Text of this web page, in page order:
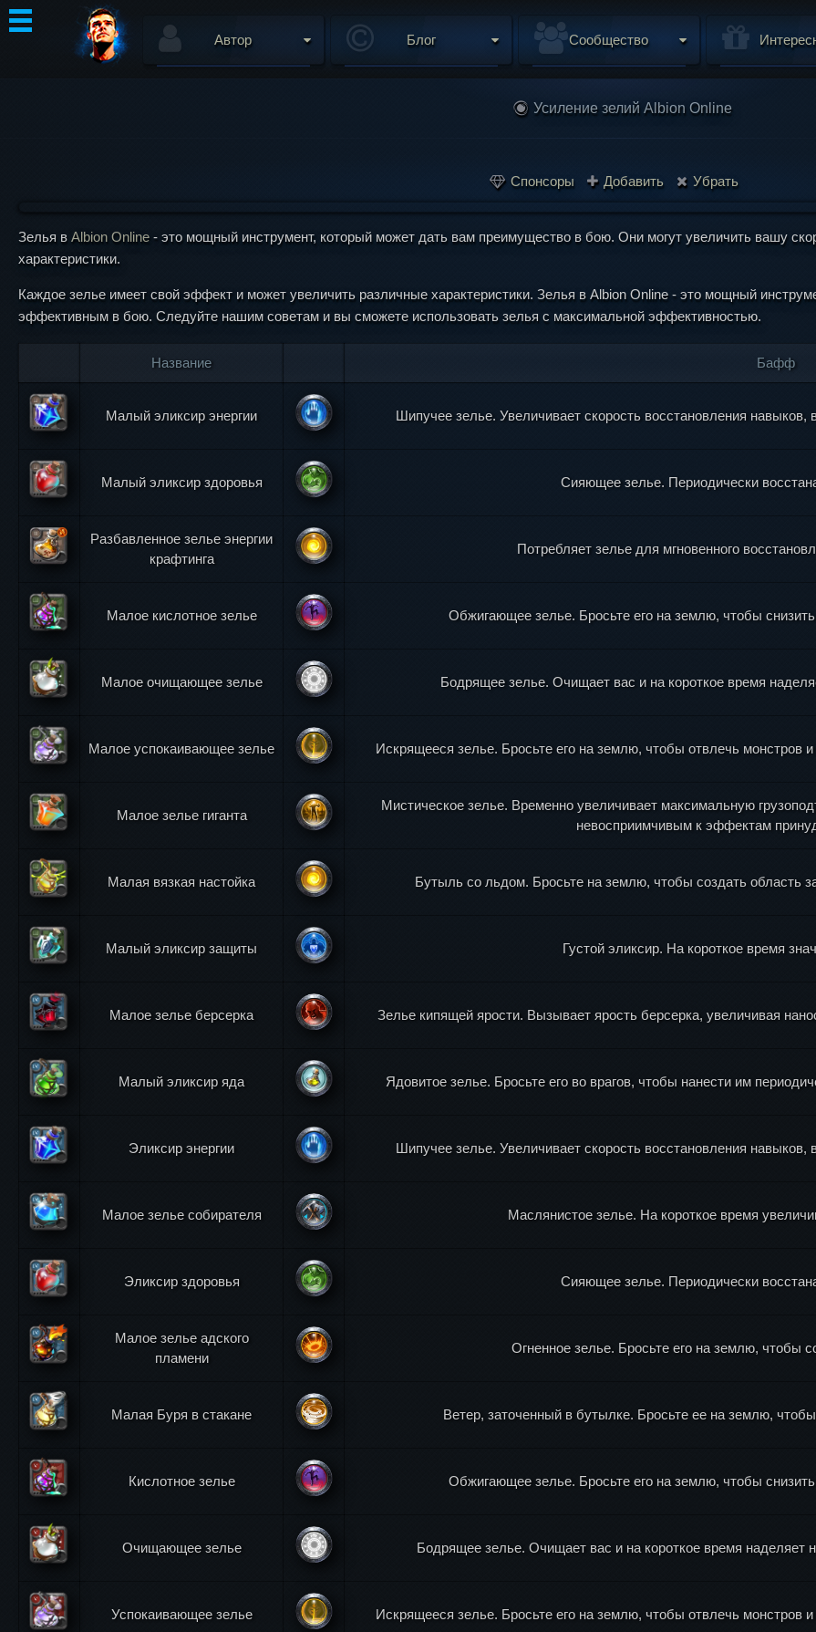
Автор Блог Сообщество
Усиление зелий Albion Online
Спонсоры Добавить Убрать
Зелья в Albion Online - это мощный инструмент, который может дать вам преимущество в бою. Они могут увеличить вашу
характеристики.
Каждое зелье имеет свой эффект и может увеличить различные характеристики. Зелья в Albion Online - это мощный
эффективным в бою. Следуйте нашим советам и вы сможете использовать зелья с максимальной эффективностью.
Название Бафф
Малый эликсир энергии Шипучее зелье. Увеличивает скорость восстановления навыков,
Малый эликсир здоровья Сияющее зелье. Периодически
Разбавленное зелье энергии
крафтинга
Потребляет зелье для мгновенного
Малое кислотное зелье Обжигающее зелье. Бросьте его на землю, чтобы
Малое очищающее зелье Бодрящее зелье. Очищает вас и на короткое время
Малое успокаивающее зелье Искрящееся зелье. Бросьте его на землю, чтобы отвлечь монстров
Малое зелье гиганта
Мистическое зелье. Временно увеличивает максимальную
невосприимчивым к эффектам
Малая вязкая настойка Бутыль со льдом. Бросьте на землю, чтобы создать область
Малый эликсир защиты Густой эликсир. На короткое время
Малое зелье берсерка Зелье кипящей ярости. Вызывает ярость берсерка, увеличивая
Малый эликсир яда Ядовитое зелье. Бросьте его во врагов, чтобы нанести им
Эликсир энергии Шипучее зелье. Увеличивает скорость восстановления навыков,
Малое зелье собирателя Маслянистое зелье. На короткое время
Эликсир здоровья Сияющее зелье. Периодически
Малое зелье адского
пламени
Огненное зелье. Бросьте его на землю, чтобы
Малая Буря в стакане Ветер, заточенный в бутылке. Бросьте ее на землю,
Кислотное зелье Обжигающее зелье. Бросьте его на землю, чтобы
Очищающее зелье Бодрящее зелье. Очищает вас и на короткое время наделяет
Успокаивающее зелье Искрящееся зелье. Бросьте его на землю, чтобы отвлечь монстров